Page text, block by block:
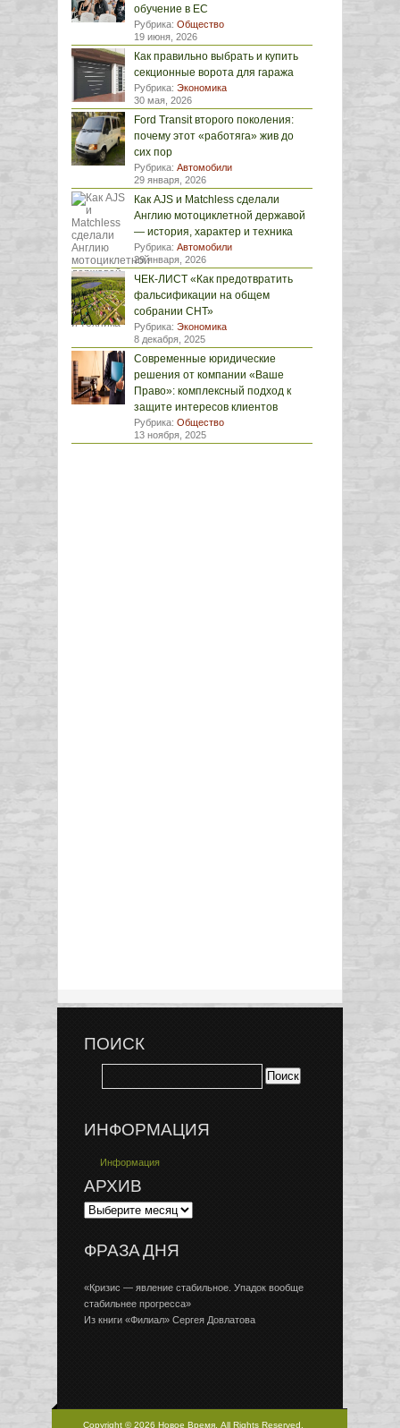
обучение в ЕС
Рубрика: Общество
19 июня, 2026
Как правильно выбрать и купить
секционные ворота для гаража
Рубрика: Экономика
30 мая, 2026
Ford Transit второго поколения:
почему этот «работяга» жив до
сих пор
Рубрика: Автомобили
29 января, 2026
Как AJS и Matchless сделали
Англию мотоциклетной державой
— история, характер и техника
Рубрика: Автомобили
29 января, 2026
ЧЕК-ЛИСТ «Как предотвратить
фальсификации на общем
собрании СНТ»
Рубрика: Экономика
8 декабря, 2025
Современные юридические
решения от компании «Ваше
Право»: комплексный подход к
защите интересов клиентов
Рубрика: Общество
13 ноября, 2025
ПОИСК
ИНФОРМАЦИЯ
Информация
АРХИВ
ФРАЗА ДНЯ
«Кризис — явление стабильное. Упадок вообще
стабильнее прогресса»
Из книги «Филиал» Сергея Довлатова
Copyright © 2026 Новое Время, All Rights Reserved.